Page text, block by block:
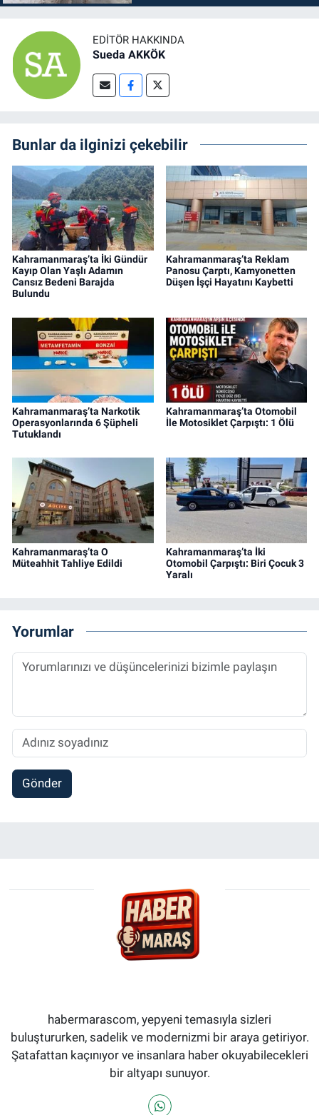
EDITÖR HAKKINDA
Sueda AKKÖK
Bunlar da ilginizi çekebilir
Kahramanmaraş’ta İki Gündür
Kayıp Olan Yaşlı Adamın
Cansız Bedeni Barajda
Bulundu
Kahramanmaraş’ta Reklam
Panosu Çarptı, Kamyonetten
Düşen İşçi Hayatını Kaybetti
Kahramanmaraş’ta Narkotik
Operasyonlarında 6 Şüpheli
Tutuklandı
Kahramanmaraş’ta Otomobil
İle Motosiklet Çarpıştı: 1 Ölü
Kahramanmaraş’ta O
Müteahhit Tahliye Edildi
Kahramanmaraş’ta İki
Otomobil Çarpıştı: Biri Çocuk 3
Yaralı
Yorumlar
Gönder
habermarascom, yepyeni temasıyla sizleri
buluştururken, sadelik ve modernizmi bir araya getiriyor.
Şatafattan kaçınıyor ve insanlara haber okuyabilecekleri
bir altyapı sunuyor.